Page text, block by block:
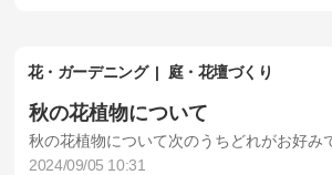
花・ガーデニング 庭・花壇づくり
秋の花植物について
秋の花植物について次のうちどれがお好み
2024/09/05 10:31